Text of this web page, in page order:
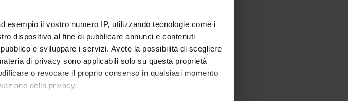
esempio il vostro numero IP, utilizzando tecnologie come i
dispositivo al fine di pubblicare annunci e contenuti
e sviluppare i servizi. Avete la possibilità di scegliere
di privacy sono applicabili solo su questa proprietà
o revocare il proprio consenso in qualsiasi momento
della privacy.